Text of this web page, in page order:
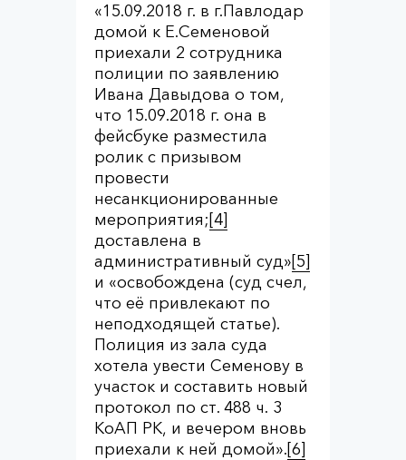
«15.09.2018 г. в г.Павлодар
домой к Е.Семеновой
приехали 2 сотрудника
полиции по заявлению
Ивана Давыдова о том,
что 15.09.2018 г. она в
фейсбуке разместила
ролик с призывом
провести
несанкционированные
мероприятия;[4]
доставлена в
административный суд»[5]
и «освобождена (суд счел,
что её привлекают по
неподходящей статье).
Полиция из зала суда
хотела увести Семенову в
участок и составить новый
протокол по ст. 488 ч. 3
КоАП РК, и вечером вновь
приехали к ней домой».[6]